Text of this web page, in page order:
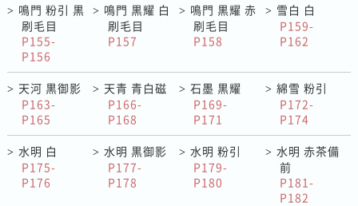
> 鳴門 粉引 黒
刷毛目
P155-
P156
> 鳴門 黒耀 白
刷毛目
P157
> 鳴門 黒耀 赤
刷毛目
P158
> 雪白 白
P159-
P162
> 天河 黒御影
P163-
P165
> 天青 青白磁
P166-
P168
> 石墨 黒耀
P169-
P171
> 綿雪 粉引
P172-
P174
> 水明 白
P175-
P176
>水明 黒御影
P177-
P178
> 水明 粉引
P179-
P180
> 水明 赤茶備
前
P181-
P182